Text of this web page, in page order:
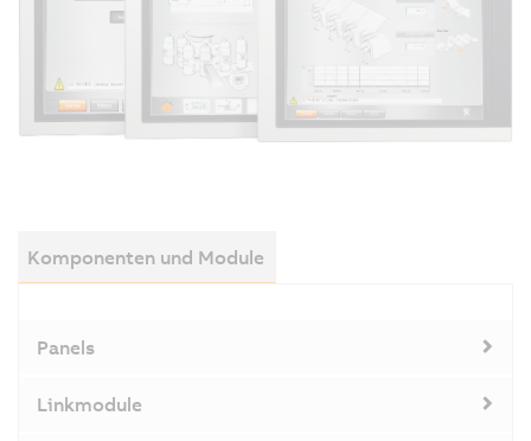
Komponenten und Module
Panels
Linkmodule